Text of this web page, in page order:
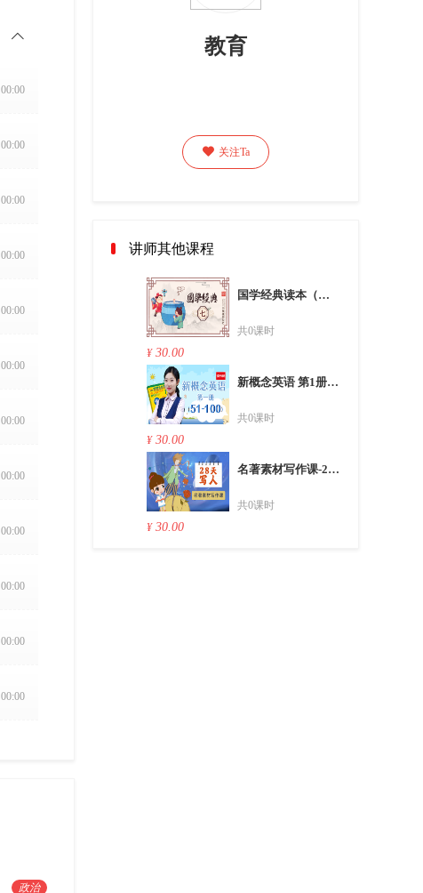

00:00
00:00
00:00
00:00
00:00
00:00
00:00
00:00
00:00
00:00
00:00
00:00
政治
教育
 关注Ta
讲师其他课程
国学经典读本（七）
共0课时
¥30.00
新概念英语 第1册 中
共0课时
¥30.00
名著素材写作课-28天写人
共0课时
¥30.00